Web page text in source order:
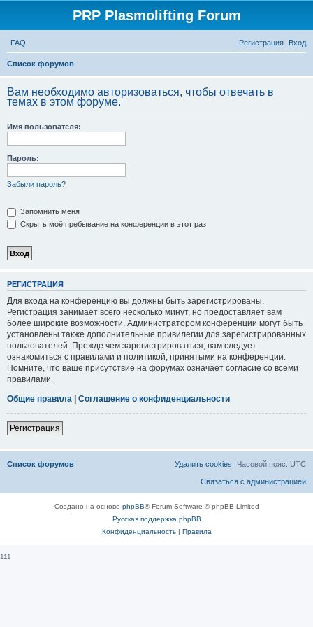
PRP Plasmolifting Forum
FAQ Вход
Регистрация
Список форумов
с
Вам необходимо авторизоваться, чтобы отвечать в
темах в этом форуме.
Имя пользователя:
Пароль:
Забыли пароль?
Запомнить меня
Скрыть моё пребывание на конференции в этот раз
РЕГИСТРАЦИЯ
Для входа на конференцию вы должны быть зарегистрированы.
Регистрация занимает всего несколько минут, но предоставляет вам
более широкие возможности. Администратором конференции могут быть
установлены также дополнительные привилегии для зарегистрированных
пользователей. Прежде чем зарегистрироваться, вам следует
ознакомиться с правилами и политикой, принятыми на конференции.
Помните, что ваше присутствие на форумах означает согласие со всеми
правилами.
Общие правила | Соглашение о конфиденциальности
Регистрация
Список форумов Часовой пояс: UTC
Удалить cookies
Связаться с администрацией
Создано на основе phpBB® Forum Software © phpBB Limited
Русская поддержка phpBB
Конфиденциальность| Правила
111